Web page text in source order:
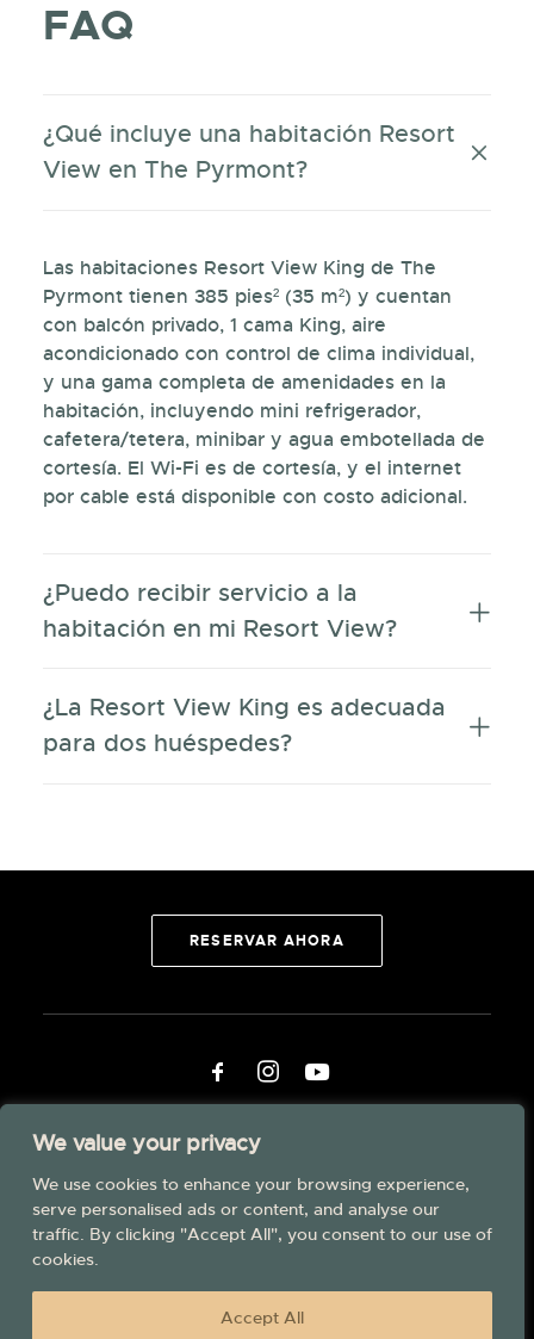
We value your privacy
We use cookies to enhance your browsing experience,
serve personalised ads or content, and analyse our
traffic. By clicking "Accept All", you consent to our use of
cookies.
Accept All
FAQ
¿Qué incluye una habitación Resort
View en The Pyrmont?
Las habitaciones Resort View King de The
Pyrmont tienen 385 pies² (35 m²) y cuentan
con balcón privado, 1 cama King, aire
acondicionado con control de clima individual,
y una gama completa de amenidades en la
habitación, incluyendo mini refrigerador,
cafetera/tetera, minibar y agua embotellada de
cortesía. El Wi-Fi es de cortesía, y el internet
por cable está disponible con costo adicional.
¿Puedo recibir servicio a la
habitación en mi Resort View?
¿La Resort View King es adecuada
para dos huéspedes?
RESERVAR AHORA
© The Pyrmont Curaçao Beach Resort, Autograph Collection.